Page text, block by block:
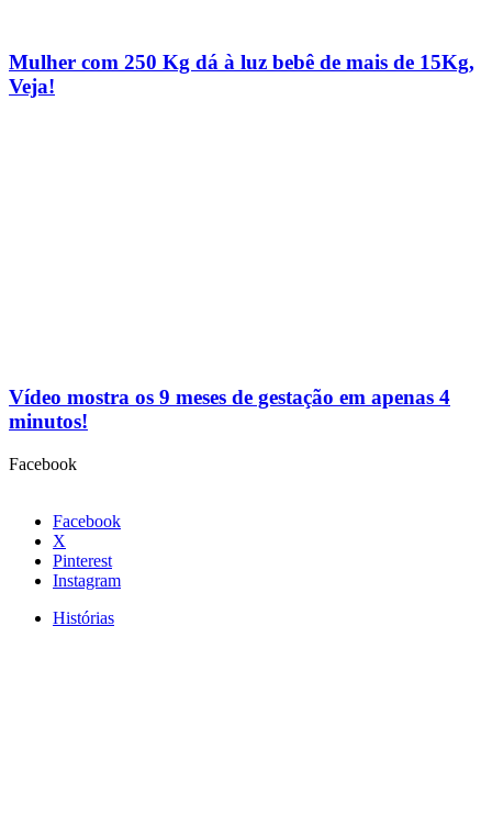
Mulher com 250 Kg dá à luz bebê de mais de 15Kg,
Veja!
Vídeo mostra os 9 meses de gestação em apenas 4
minutos!
Facebook
Facebook
X
Pinterest
Instagram
Histórias